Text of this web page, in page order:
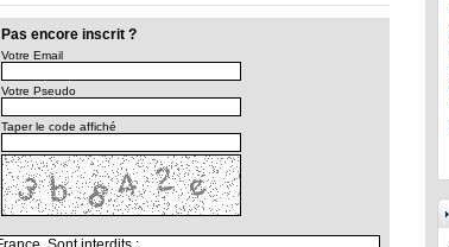
Pas encore inscrit ?
Votre Email
Votre Pseudo
Taper le code affiché